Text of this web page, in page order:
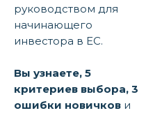
руководством для
начинающего
инвестора в ЕС.
Вы узнаете, 5
критериев выбора, 3
ошибки новичков и